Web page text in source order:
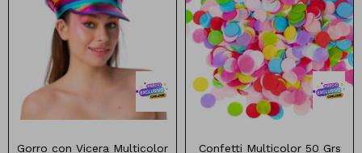
Gorro con vicera multicolor
Gorro con Vicera Multicolor
Confetti multicolor
Confetti Multicolor 50 Grs
Temáticos
Plantas y flores
Deco jardín
Veladoras